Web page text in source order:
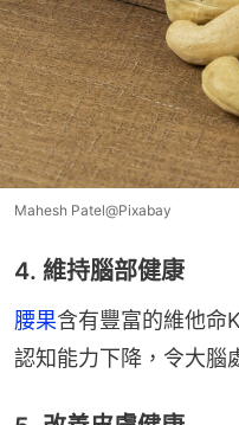
Mahesh Patel@Pixabay
4. 維持腦部健康
腰果含有豐富的維他命
認知能力下降，令大腦